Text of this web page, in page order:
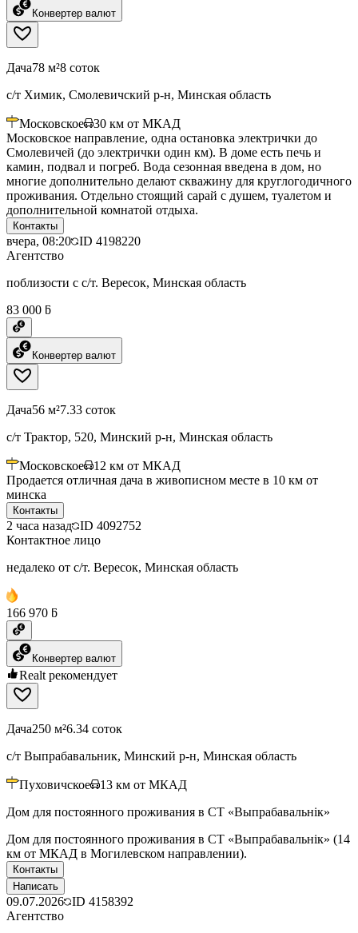
Конвертер валют
Дача78 м²8 соток
с/т Химик, Смолевичский р-н, Минская область
Московское 30 км от МКАД
Московское направление, одна остановка электрички до
Смолевичей (до электрички один км). В доме есть печь и
камин, подвал и погреб. Вода сезонная введена в дом, но
многие дополнительно делают скважину для круглогодичного
проживания. Отдельно стоящий сарай с душем, туалетом и
дополнительной комнатой отдыха.
Контакты
вчера, 08:20 ID 4198220
Агентство
поблизости с с/т. Вересок, Минская область
83 000 ƃ
Конвертер валют
Дача56 м²7.33 соток
с/т Трактор, 520, Минский р-н, Минская область
Московское 12 км от МКАД
Продается отличная дача в живописном месте в 10 км от
минска
Контакты
2 часа назад ID 4092752
Контактное лицо
недалеко от с/т. Вересок, Минская область
166 970 ƃ
Конвертер валют
Realt рекомендует
Дача250 м²6.34 соток
с/т Выпрабавальник, Минский р-н, Минская область
Пуховичское 13 км от МКАД
Дом для постоянного проживания в СТ «Выпрабавальнiк»
Дом для постоянного проживания в СТ «Выпрабавальнiк» (14
км от МКАД в Могилевском направлении).
Контакты
Написать
09.07.2026 ID 4158392
Агентство